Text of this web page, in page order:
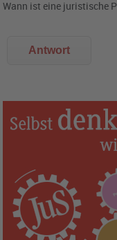
Wann ist eine juristische
Antwort